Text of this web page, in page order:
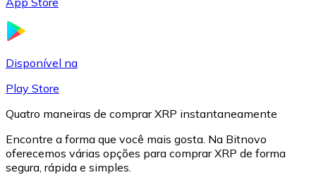
Disponível na
Play Store
Quatro maneiras de comprar XRP instantaneamente
Encontre a forma que você mais gosta. Na Bitnovo
oferecemos várias opções para comprar XRP de forma
segura, rápida e simples.